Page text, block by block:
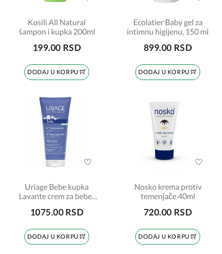
Kosili All Natural
šampon i kupka 200ml
199.00 RSD
DODAJ U KORPU
Ecolatier Baby gel za
intimnu higijenu, 150 ml
899.00 RSD
DODAJ U KORPU
Uriage Bebe kupka
Lavante crem za bebe i
200ml
1075.00 RSD
DODAJ U KORPU
Nosko krema protiv
temenjače 40ml
720.00 RSD
DODAJ U KORPU